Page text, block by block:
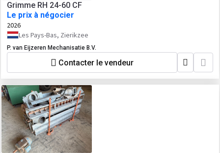
Grimme RH 24-60 CF
Le prix à négocier
2026
Les Pays-Bas, Zierikzee
P. van Eijzeren Mechanisatie B.V.
Contacter le vendeur